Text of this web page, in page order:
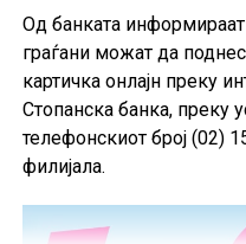
од 2025 година.
Од банката
граѓани можат да
картичка онлајн преку
Стопанска банка, преку
телефонскиот број (02)
филијала.